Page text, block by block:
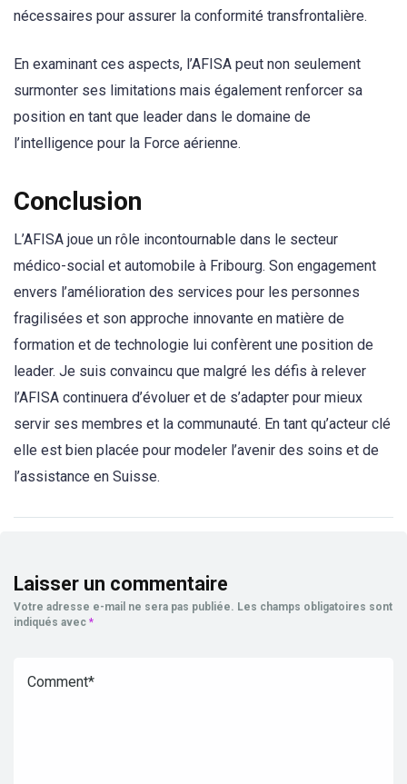
nécessaires pour assurer la conformité transfrontalière.
En examinant ces aspects, l’AFISA peut non seulement
surmonter ses limitations mais également renforcer sa
position en tant que leader dans le domaine de
l’intelligence pour la Force aérienne.
Conclusion
L’AFISA joue un rôle incontournable dans le secteur
médico-social et automobile à Fribourg. Son engagement
envers l’amélioration des services pour les personnes
fragilisées et son approche innovante en matière de
formation et de technologie lui confèrent une position de
leader. Je suis convaincu que malgré les défis à relever
l’AFISA continuera d’évoluer et de s’adapter pour mieux
servir ses membres et la communauté. En tant qu’acteur clé
elle est bien placée pour modeler l’avenir des soins et de
l’assistance en Suisse.
Laisser un commentaire
Votre adresse e-mail ne sera pas publiée. Les champs obligatoires sont
indiqués avec *